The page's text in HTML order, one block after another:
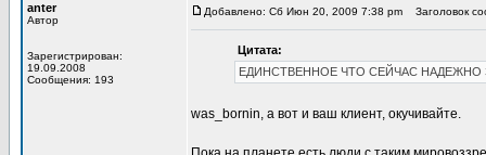
anter
Автор
Зарегистрирован:
19.09.2008
Сообщения: 193
Добавлено: Сб Июн 20, 2009 7:38 pm Заголовок
Цитата:
ЕДИНСТВЕННОЕ ЧТО СЕЙЧАС
was_bornin, а вот и ваш клиент, окучивайте.